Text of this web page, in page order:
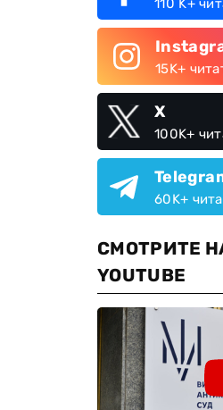
110 K+
15K+
X
100K+
60K+
СМОТРИТЕ
YOUTUBE